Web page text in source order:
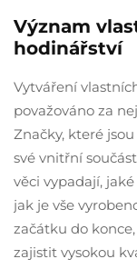
Význam
hodinářství
Vytváření
považováno za
Značky, které
své vnitřní
věci vypadají,
jak je vše
začátku do
zajistit vysokou